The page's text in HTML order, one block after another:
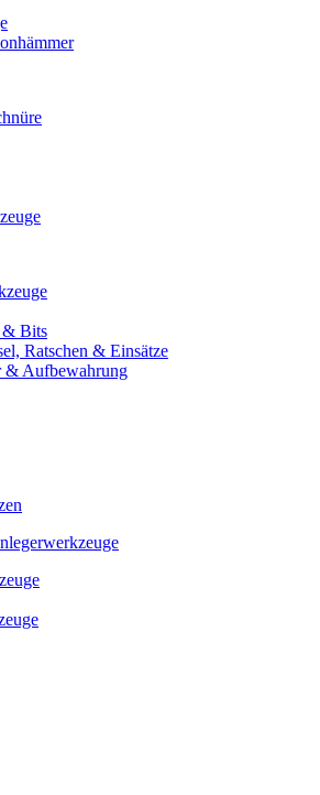
& Bits
Ratschen & Einsätze
& Aufbewahrung